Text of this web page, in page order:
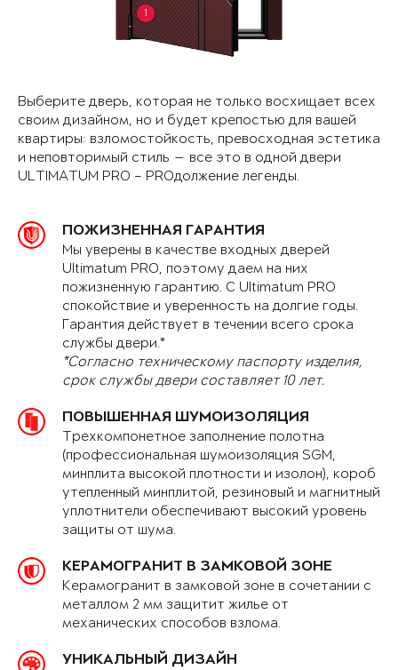
1
Выберите дверь, которая не только восхищает всех
своим дизайном, но и будет крепостью для вашей
квартиры: взломостойкость, превосходная эстетика
и неповторимый стиль — все это в одной двери
ULTIMATUM PRO – PROдолжение легенды.
ПОЖИЗНЕННАЯ ГАРАНТИЯ
Мы уверены в качестве входных дверей
Ultimatum PRO, поэтому даем на них
пожизненную гарантию. С Ultimatum PRO
спокойствие и уверенность на долгие годы.
Гарантия действует в течении всего срока
службы двери.*
*Согласно техническому паспорту изделия,
срок службы двери составляет 10 лет.
ПОВЫШЕННАЯ ШУМОИЗОЛЯЦИЯ
Трехкомпонетное заполнение полотна
(профессиональная шумоизоляция SGM,
минплита высокой плотности и изолон), короб
утепленный минплитой, резиновый и магнитный
уплотнители обеспечивают высокий уровень
защиты от шума.
КЕРАМОГРАНИТ В ЗАМКОВОЙ ЗОНЕ
Керамогранит в замковой зоне в сочетании с
металлом 2 мм защитит жилье от
механических способов взлома.
УНИКАЛЬНЫЙ ДИЗАЙН